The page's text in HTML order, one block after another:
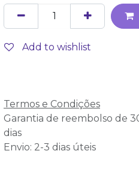
Add to wishlist
Termos e Condições
Garantia de reembolso de
dias
Envio: 2-3 dias úteis